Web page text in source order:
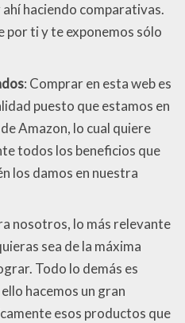
haciendo comparativas.
por ti y te exponemos sólo
: Comprar en esta web es
puesto que estamos en
Amazon, lo cual quiere
todos los beneficios que
los damos en nuestra
nosotros, lo más relevante
sea de la máxima
Todo lo demás es
hacemos un gran
esos productos que